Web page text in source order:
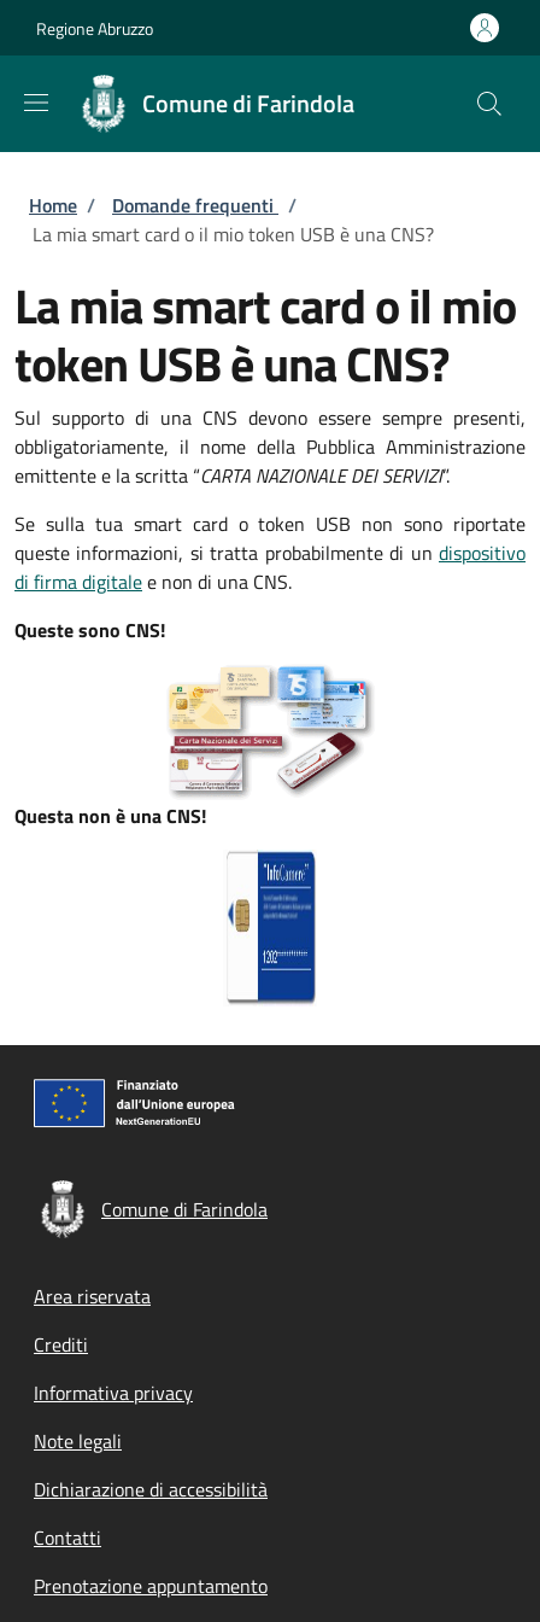
Regione Abruzzo
Comune di Farindola
Briciole di pane
Home / Domande frequenti /
La mia smart card o il mio token USB è una CNS?
La mia smart card o il mio
token USB è una CNS?
Sul supporto di una CNS devono essere sempre presenti,
obbligatoriamente, il nome della Pubblica Amministrazione
emittente e la scritta “CARTA NAZIONALE DEI SERVIZI”.
Se sulla tua smart card o token USB non sono riportate
queste informazioni, si tratta probabilmente di un dispositivo
di firma digitalee non di una CNS.
Queste sono CNS!
Questa non è una CNS!
Comune di Farindola
Footer menu
Area riservata
Crediti
Informativa privacy
Note legali
Dichiarazione di accessibilità
Contatti
Prenotazione appuntamento